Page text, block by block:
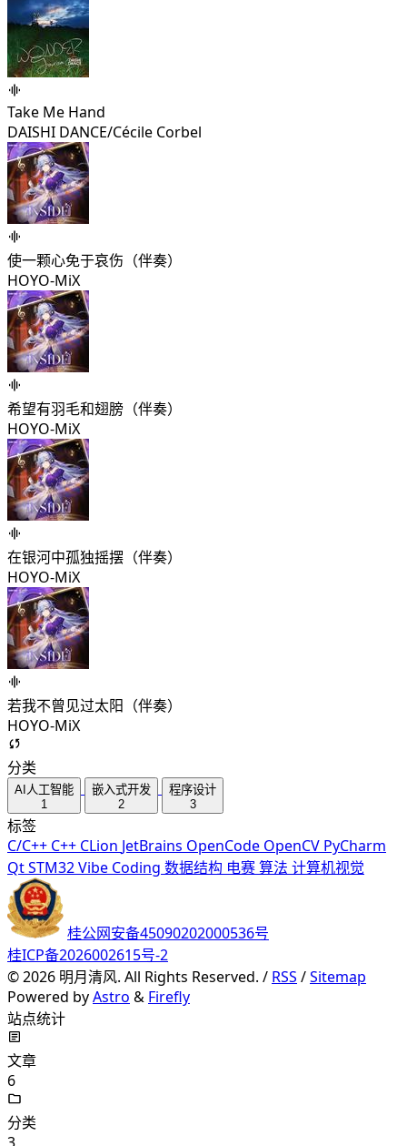
Take Me Hand
DAISHI DANCE/Cécile Corbel
使一颗心免于哀伤（伴奏）
HOYO-MiX
希望有羽毛和翅膀（伴奏）
HOYO-MiX
在银河中孤独摇摆（伴奏）
HOYO-MiX
若我不曾见过太阳（伴奏）
HOYO-MiX
分类
AI人工智能
1
嵌入式开发
2
程序设计
3
标签
C/C++ C++ CLion JetBrains OpenCode OpenCV PyCharm
QtSTM32Vibe Coding 数据结构 电赛算法 计算机视觉
桂公网安备45090202000536号
桂ICP备2026002615号-2
©2026 明月清风. All Rights Reserved. / RSS /Sitemap
Powered byAstro & Firefly
站点统计
文章
6
分类